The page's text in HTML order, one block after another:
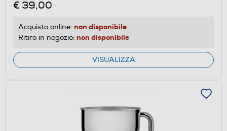
€ 39,00
Acquisto online: non disponibile
Ritiro in negozio: non disponibile
VISUALIZZA